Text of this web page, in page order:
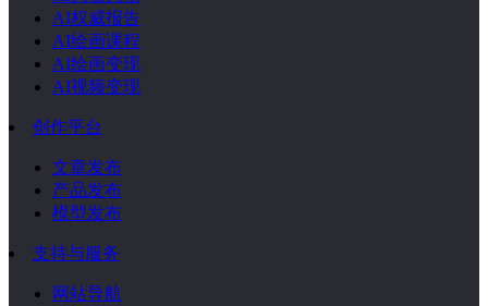
AI权威报告
AI绘画课程
AI绘画变现
AI视频变现
创作平台
文章发布
产品发布
模型发布
支持与服务
网站导航